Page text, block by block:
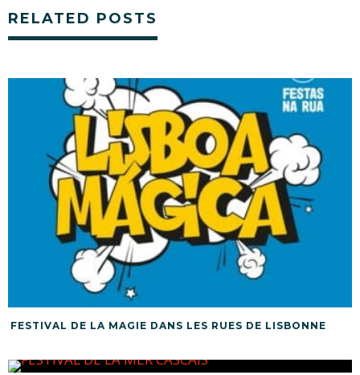
RELATED POSTS
FESTIVAL DE LA MAGIE DANS LES RUES DE LISBONNE